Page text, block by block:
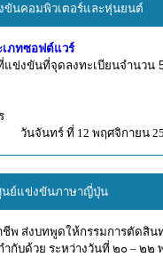
ขันคอมพิวเตอร์และหุ่นยนต์
เภทซอฟต์แวร์
ข่งขันที่จุดลงทะเบียนจำนวน
วันจันทร์ ที่ 12 พฤศจิกายน
นย์แข่งขันภาษาญี่ปุ่น
ส่งบทพูดให้กรรมการตัดสิน
กับด้วย ระหว่างวันที่ ๒๐ – ๒๒